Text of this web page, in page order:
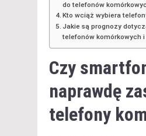
do telefonów
Kto wciąż wybiera
Jakie są prognozy
telefonów komórkowych
Czy
naprawdę
telefony